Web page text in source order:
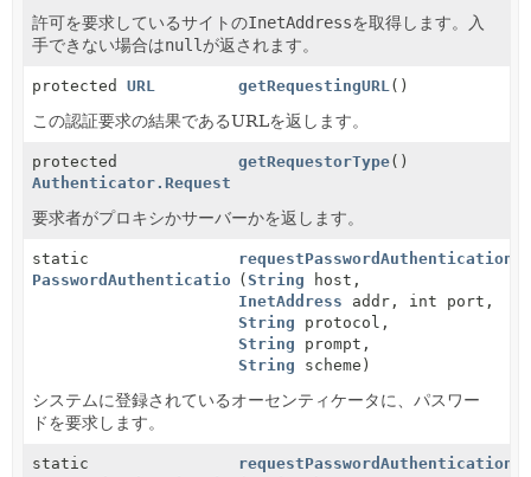
許可を要求しているサイトのInetAddressを取得します。入
手できない場合はnull が返されます。
protected URL getRequestingURL ()
この認証要求の結果であるURLを返します。
protected
Authenticator.RequestorType
getRequestorType()
要求者がプロキシかサーバーかを返します。
static
PasswordAuthentication
requestPasswordAuthentication
(String host,
InetAddress addr, int port,
String protocol,
String prompt,
String scheme)
システムに登録されているオーセンティケータに、パスワー
ドを要求します。
static
requestPasswordAuthentication